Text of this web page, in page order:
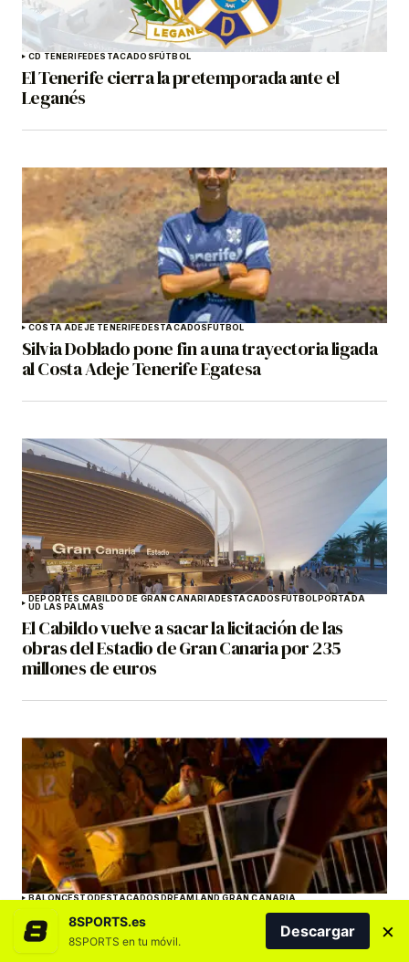
CD TENERIFEDESTACADOS FÚTBOL
El Tenerife cierra la pretemporada ante el
Leganés
COSTA ADEJE TENERIFE DESTACADOS FÚTBOL
Silvia Doblado pone fin a una trayectoria ligada
al Costa Adeje Tenerife Egatesa
DEPORTES CABILDO DE GRAN CANARIADESTACADOS FÚTBOL PORTADA
UD LAS PALMAS
El Cabildo vuelve a sacar la licitación de las
obras del Estadio de Gran Canaria por 235
millones de euros
BALONCESTODESTACADOSDREAMLAND GRAN CANARIA
La campaña de abonados del CB Gran Canaria
25/26 sitúa al club entre los grandes de Europa
8SPORTS.es
8SPORTS en tu móvil.
Descargar ×